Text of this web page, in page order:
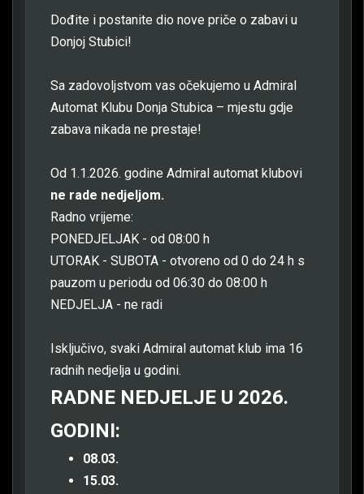
Dođite i postanite dio nove priče o zabavi u
Donjoj Stubici!
Sa zadovoljstvom vas očekujemo u Admiral
Automat Klubu Donja Stubica – mjestu gdje
zabava nikada ne prestaje!
Od 1.1.2026. godine Admiral automat klubovi
ne rade nedjeljom.
Radno vrijeme:
PONEDJELJAK - od 08:00 h
UTORAK - SUBOTA - otvoreno od 0 do 24 h s
pauzom u periodu od 06:30 do 08:00 h
NEDJELJA - ne radi
Isključivo, svaki Admiral automat klub ima 16
radnih nedjelja u godini.
RADNE NEDJELJE U 2026.
GODINI:
08.03.
15.03.